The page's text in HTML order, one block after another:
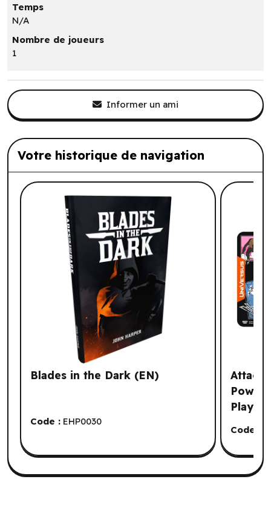
Temps
N/A
Nombre de joueurs
1
Informer un ami
Votre historique de navigation
Liste de produits suggérés: Votre
Blades in the Dark (EN)
Code : EHP0030
Attack
Power
Code :